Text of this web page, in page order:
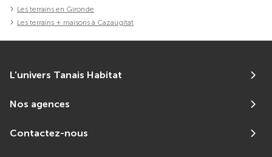
Les terrains en Gironde
Les terrains + maisons à Cazaugitat
L'univers Tanais Habitat
Nos agences
Contactez-nous